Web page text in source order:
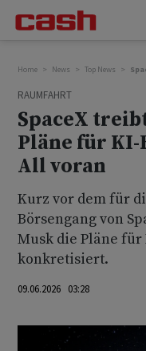
Home News Top News
RAUMFAHRT
SpaceX
Pläne für
All voran
Kurz vor dem für
Börsengang von
Musk die Pläne
konkretisiert.
09.06.2026 03:28